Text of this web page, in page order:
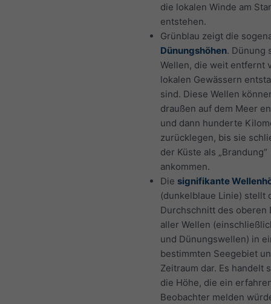
die lokalen Winde am
entstehen.
Grünblau zeigt die
Dünungshöhen. Dünung
Wellen, die weit entfernt
lokalen Gewässern
sind. Diese Wellen
draußen auf dem Meer
und dann hunderte
zurücklegen, bis sie
der Küste als „Brandung“
ankommen.
Die signifikante
(dunkelblaue Linie) stellt
Durchschnitt des oberen
aller Wellen
und Dünungswellen) in
bestimmten Seegebiet
Zeitraum dar. Es handelt
die Höhe, die ein
Beobachter melden